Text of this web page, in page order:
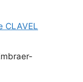
CLAVEL